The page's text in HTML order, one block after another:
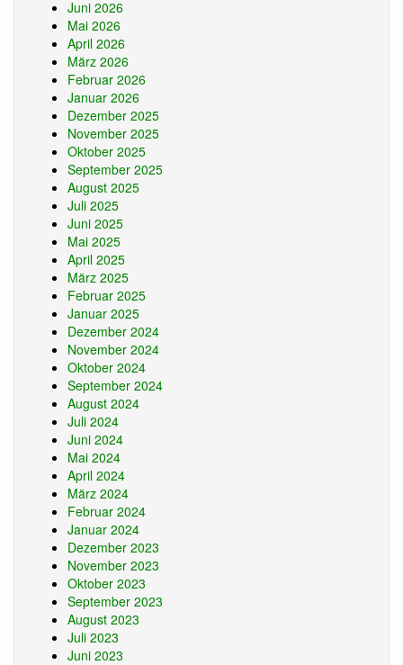
Juni 2026
Mai 2026
April 2026
März 2026
Februar 2026
Januar 2026
Dezember 2025
November 2025
Oktober 2025
September 2025
August 2025
Juli 2025
Juni 2025
Mai 2025
April 2025
März 2025
Februar 2025
Januar 2025
Dezember 2024
November 2024
Oktober 2024
September 2024
August 2024
Juli 2024
Juni 2024
Mai 2024
April 2024
März 2024
Februar 2024
Januar 2024
Dezember 2023
November 2023
Oktober 2023
September 2023
August 2023
Juli 2023
Juni 2023